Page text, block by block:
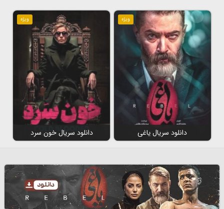
ویژه
دانلود سریال یاغی
ویژه
دانلود سریال خون سرد